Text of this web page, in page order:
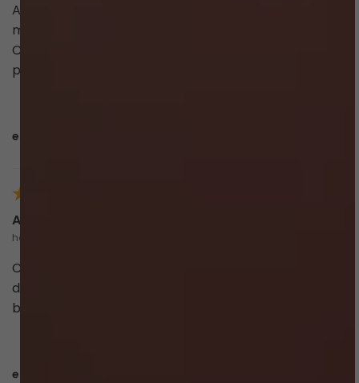
Amei a minha compra. O biquini tem um tecido
maravilhoso, veio cheiroso e fica lindo no corpo.
Comprei um pra mim e o outra pra dar de presente
pra minha mãe! Super recomendo!
esta avaliação foi útil?
Ana Clara
há 2 anos
Chegou super rápido, a caixa e o biquíni tem cheiro
de essência de melancia, veio ainda uma xuxinha de
brinde. A cor é viva e o tecido é de qualidade boa
esta avaliação foi útil?